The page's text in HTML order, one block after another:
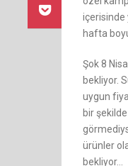
içerisinde
hafta
Şok 8
bekliyor.
uygun
bir
ürünler
bekliyor…